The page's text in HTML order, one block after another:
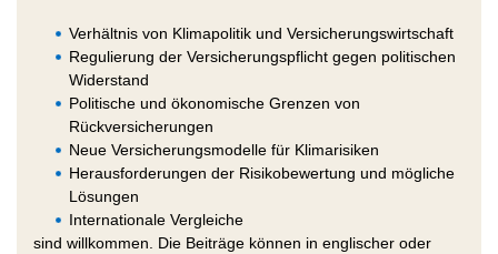
Verhältnis von Klimapolitik und Versicherungswirtschaft
Regulierung der Versicherungspflicht gegen politischen
Widerstand
Politische und ökonomische Grenzen von
Rückversicherungen
Neue Versicherungsmodelle für Klimarisiken
Herausforderungen der Risikobewertung und mögliche
Lösungen
Internationale Vergleiche
sind willkommen. Die Beiträge können in englischer oder